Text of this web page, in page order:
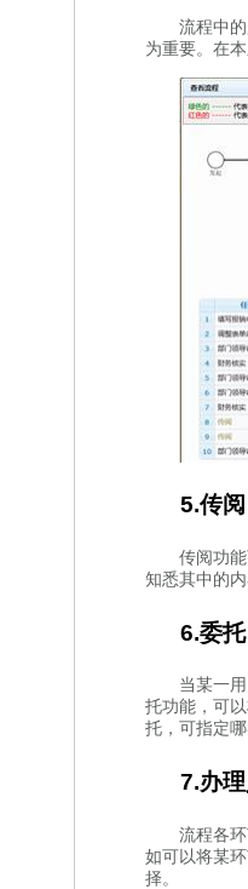
流程中的
为重要。在
5.传阅
传阅功能
知悉其中的内容
6.委托
当某一用
托功能，可
托，可指
7.办
流程各环
如可以将某环
择。